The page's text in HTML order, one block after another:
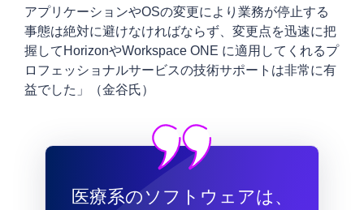
アプリケーションやOSの変更により業務が停止する
事態は絶対に避けなければならず、変更点を迅速に把
握してHorizonやWorkspace ONE に適用してくれるプ
ロフェッショナルサービスの技術サポートは非常に有
益でした」（金谷氏）
医療系のソフトウェアは、